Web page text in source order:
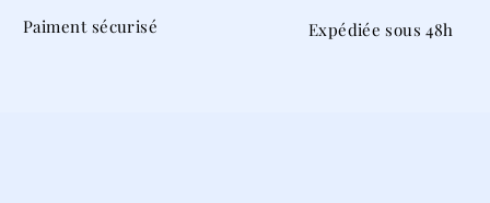
Paiment sécurisé Expédiée sous 48h